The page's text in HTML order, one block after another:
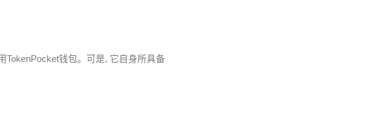
TokenPocket钱包。可是, 它自身所具备